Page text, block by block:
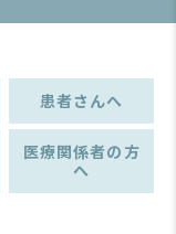
患者さんへ
医療関係者の方
へ